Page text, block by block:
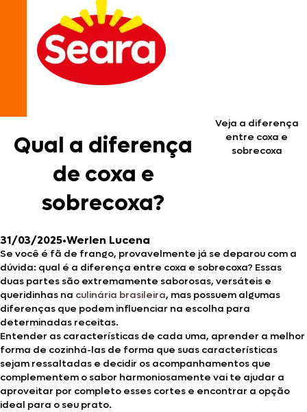
Qual a diferença
de coxa e
sobrecoxa?
Veja a diferença
entre coxa e
sobrecoxa
31/03/2025•Werlen Lucena
Se você é fã de frango, provavelmente já se deparou com a
dúvida: qual é a diferença entre coxa e sobrecoxa? Essas
duas partes são extremamente saborosas, versáteis e
queridinhas na culinária brasileira, mas possuem algumas
diferenças que podem influenciar na escolha para
determinadas receitas.
Entender as características de cada uma, aprender a melhor
forma de cozinhá-las de forma que suas características
sejam ressaltadas e decidir os acompanhamentos que
complementem o sabor harmoniosamente vai te ajudar a
aproveitar por completo esses cortes e encontrar a opção
ideal para o seu prato.